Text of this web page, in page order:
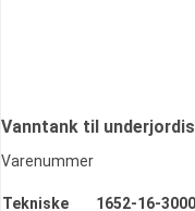
Vanntank til
Varenummer
Tekniske
1652-16-3000